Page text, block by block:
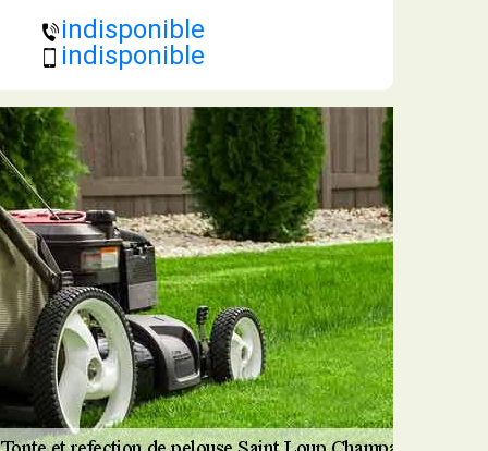
indisponible
indisponible